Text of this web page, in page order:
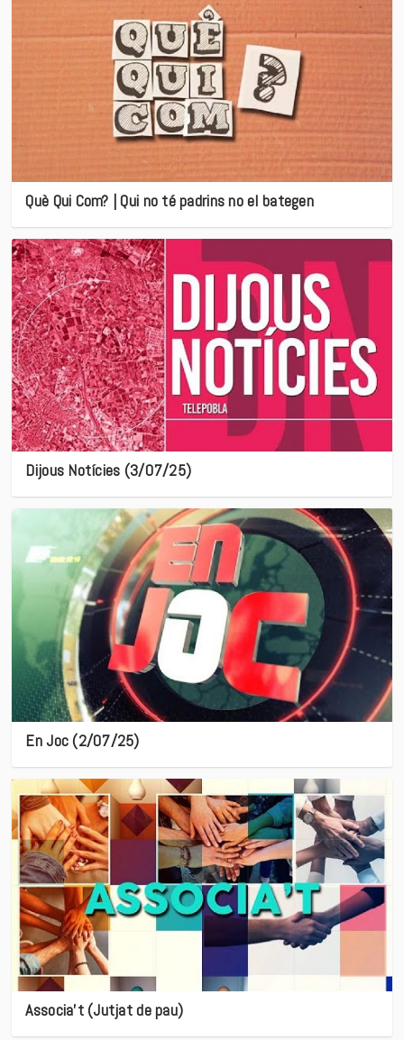
Què Qui Com? | Qui no té padrins no el bategen
Dijous Notícies (3/07/25)
En Joc (2/07/25)
Associa’t (Jutjat de pau)